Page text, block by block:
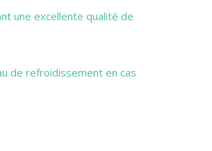
une excellente qualité de
de refroidissement en cas